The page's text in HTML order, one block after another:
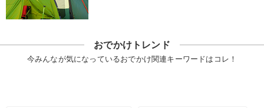
おでかけトレンド
今みんなが気になっているおでかけ関連キーワードはコレ！